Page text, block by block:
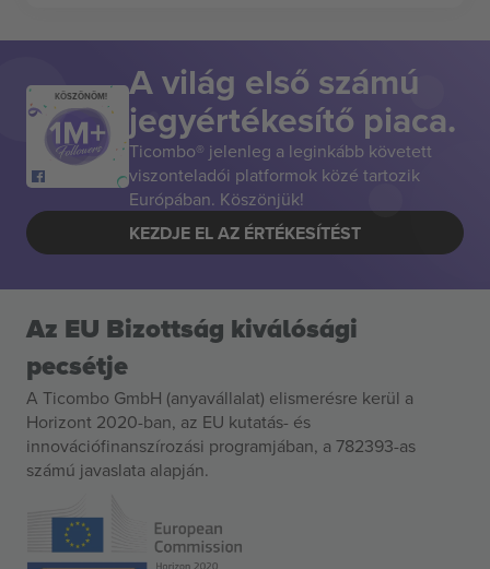
KÖSZÖNÖM! A világ első számú
jegyértékesítő piaca.
Ticombo® jelenleg a leginkább követett
viszonteladói platformok közé tartozik
Európában. Köszönjük!
KEZDJE EL AZ ÉRTÉKESÍTÉST
Az EU Bizottság kiválósági
pecsétje
A Ticombo GmbH (anyavállalat) elismerésre kerül a
Horizont 2020-ban, az EU kutatás- és
innovációfinanszírozási programjában, a 782393-as
számú javaslata alapján.